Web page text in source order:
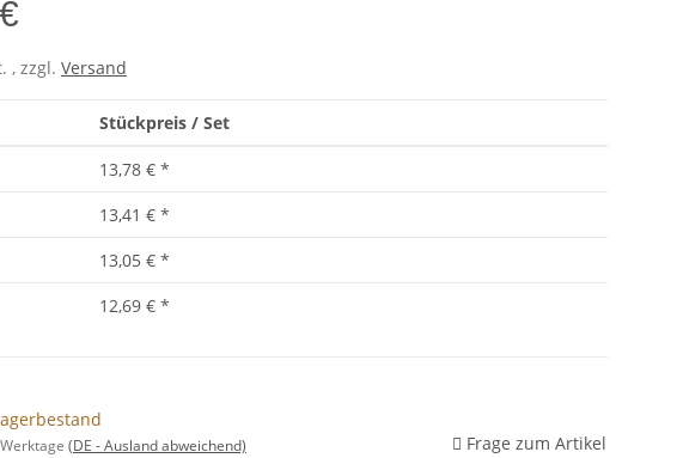
, zzgl. Versand
Stückpreis / Set
13,78 € *
13,41 € *
13,05 € *
12,69 € *
(DE - Ausland abweichend) Frage zum Artikel